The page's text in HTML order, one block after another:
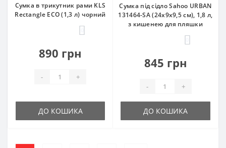
Сумка в трикутник рами KLS
Rectangle ECO (1,3 л) чорний
890 грн
- +
ДО КОШИКА
Сумка під сідло Sahoo URBAN
131464-SA (24x9x9,5 см), 1,8 л,
з кишенею для пляшки
845 грн
- +
ДО КОШИКА